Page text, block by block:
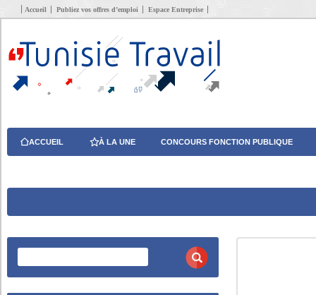
Accueil Publiez vos offres d’emploi Espace Entreprise
ACCUEIL À LA UNE CONCOURS FONCTION PUBLIQUE